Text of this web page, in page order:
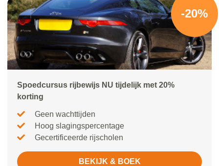
-20%
Spoedcursus rijbewijs NU tijdelijk met 20%
korting
Geen wachttijden
Hoog slagingspercentage
Gecertificeerde rijscholen
BEKIJK & BOEK